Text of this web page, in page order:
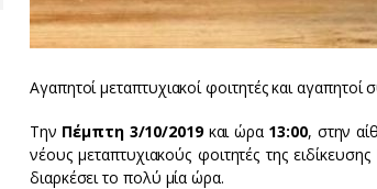
Αγαπητοί μεταπτυχιακοί φοιτητές και αγαπητοί
Την Πέμπτη 3/10/2019και ώρα 13:00, στην
νέους μεταπτυχιακούς φοιτητές της
διαρκέσει το πολύ μία ώρα.